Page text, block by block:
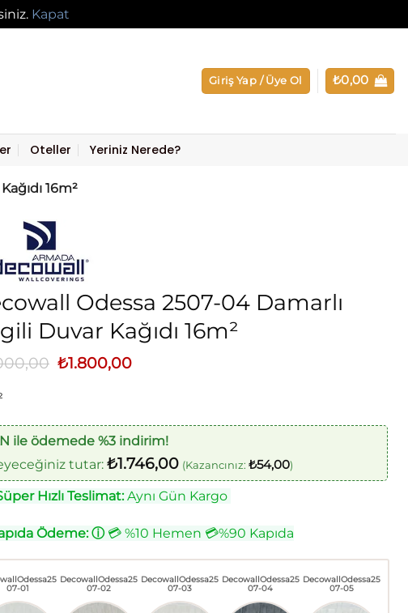
Kapat
Giriş Yap / Üye Ol ₺0,00
Oteller Yeriniz Nerede?
16m²
Odessa 2507-04 Damarlı
Duvar Kağıdı 16m²
Orijinal
₺1.800,00Şu
ile ödemede %3 indirim!
tutar: ₺1.746,00 (Kazancınız: ₺54,00)
Hızlı Teslimat:Aynı Gün Kargo
Ödeme: ⓘ💳 %10 Hemen 💳%90 Kapıda
07-01
DecowallOdessa25
07-02
DecowallOdessa25
07-03
DecowallOdessa25
07-04
DecowallOdessa25
07-05